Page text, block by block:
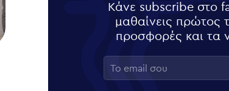
Κάνε subscribe στο
μαθαίνεις πρώτος
προσφορές και τα